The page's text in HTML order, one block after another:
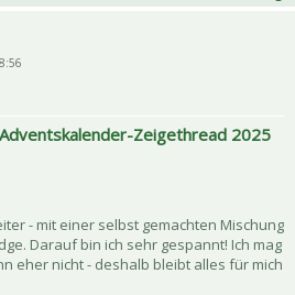
Zeigethread 2025
- mit einer selbst gemachten Mischung
Darauf bin ich sehr gespannt! Ich mag
eher nicht - deshalb bleibt alles für mich